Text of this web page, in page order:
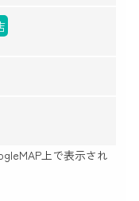
上で表示され